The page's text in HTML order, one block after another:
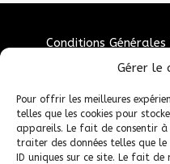
Gérer le
Pour offrir les meilleures
telles que les cookies pour
appareils. Le fait de consentir
traiter des données telles que
ID uniques sur ce site. Le fait
Conditions Générales
Politique de